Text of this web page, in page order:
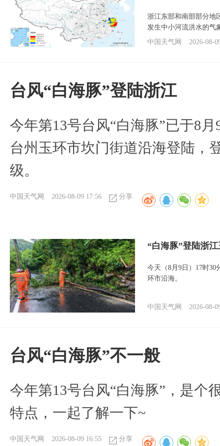
浙江东部和南部部分地
发生中小河流洪水的气
中国天气网
2026-08-
台风“白海豚”登陆浙江
今年第13号台风“白海豚”已于8
台州玉环市坎门街道沿海登陆，
级。
中国天气网 2026-08-09 17:56 分享
“白海豚”登陆浙
今天（8月9日）17时30
环市沿海。
中国天气网 2026-08-
台风“白海豚”不一般
今年第13号台风“白海豚”，是个
特点，一起了解一下~
中国天气网 2026-08-09 16:55 分享